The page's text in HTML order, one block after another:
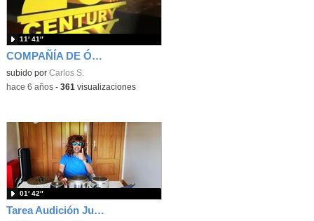
COMPAÑÍA DE ÓPERA "THE FANTASY´S FLOWERS"
subido por Carlos S.
11′ 41″
-hace 6 años- 361 visualizaciones
Tarea Audición Junio (Improvisando)
01′ 42″